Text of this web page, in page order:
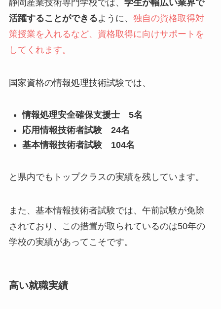
静岡産業技術専門学校では、 学生が幅広い業界で
活躍することができるように、 独自の資格取得対
策授業を入れるなど、資格取得に向けサポートを
してくれます。
国家資格の情報処理技術試験では、
情報処理安全確保支援士 5名
応用情報技術者試験 24名
基本情報技術者試験 104名
と県内でもトップクラスの実績を残しています。
また、基本情報技術者試験では、午前試験が免除
されており、この措置が取られているのは50年の
学校の実績があってこそです。
高い就職実績